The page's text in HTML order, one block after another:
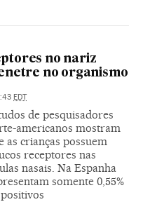
no nariz
no organismo
EDT
de pesquisadores
americanos mostram
as crianças possuem
receptores nas
nasais. Na Espanha
somente 0,55%